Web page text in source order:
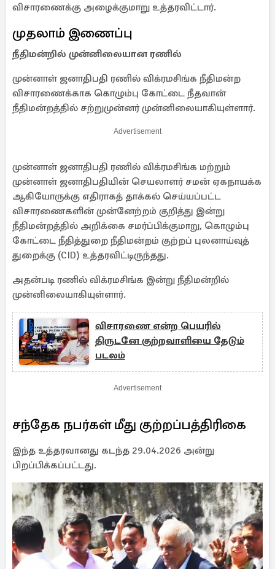
விசாரணைக்கு அழைக்குமாறு உத்தரவிட்டார்.
முதலாம் இணைப்பு
நீதிமன்றில் முன்னிலையான ரணில்
முன்னாள் ஜனாதிபதி ரணில் விக்ரமசிங்க நீதிமன்ற
விசாரணைக்காக கொழும்பு கோட்டை நீதவான்
நீதிமன்றத்தில் சற்றுமுன்னர் முன்னிலையாகியுள்ளார்.
Advertisement
முன்னாள் ஜனாதிபதி ரணில் விக்ரமசிங்க மற்றும்
முன்னாள் ஜனாதிபதியின் செயலாளர் சமன் ஏகநாயக்க
ஆகியோருக்கு எதிராகத் தாக்கல் செய்யப்பட்ட
விசாரணைகளின் முன்னேற்றம் குறித்து இன்று
நீதிமன்றத்தில் அறிக்கை சமர்ப்பிக்குமாறு, கொழும்பு
கோட்டை நீதித்துறை நீதிமன்றம் குற்றப் புலனாய்வுத்
துறைக்கு (CID) உத்தரவிட்டிருந்தது.
அதன்படி ரணில் விக்ரமசிங்க இன்று நீதிமன்றில்
முன்னிலையாகியுள்ளார்.
விசாரணை என்ற பெயரில்
திருடனே குற்றவாளியை தேடும்
படலம்
Advertisement
சந்தேக நபர்கள் மீது குற்றப்பத்திரிகை
இந்த உத்தரவானது கடந்த 29.04.2026 அன்று
பிறப்பிக்கப்பட்டது.